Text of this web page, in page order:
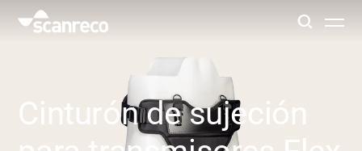
Personalización
Cinturón de sujeción